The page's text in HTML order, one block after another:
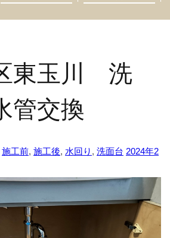
東玉川 洗
管交換
施工前, 施工後, 水回り , 洗面台 2024年2